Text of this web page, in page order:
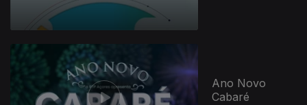
Ano Novo
Cabaré